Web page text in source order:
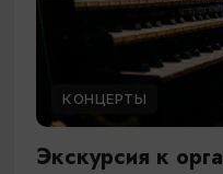
КОНЦЕРТЫ
Экскурсия к